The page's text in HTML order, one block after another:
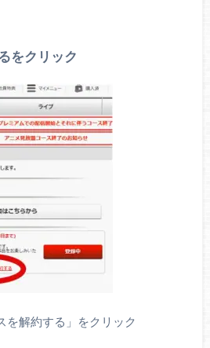
をクリック
を解約する」をクリック